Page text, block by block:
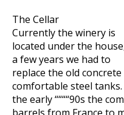
The Cellar
Currently the winery is
located under the
a few years we had to
replace the old
comfortable steel tanks.
the early ““““90s the